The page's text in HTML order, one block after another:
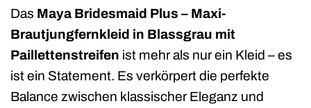
Das Maya Bridesmaid Plus – Maxi-
Brautjungfernkleid in Blassgrau mit
Paillettenstreifen ist mehr als nur ein Kleid – es
ist ein Statement. Es verkörpert die perfekte
Balance zwischen klassischer Eleganz und